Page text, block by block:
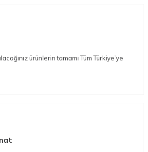
ürünlerin tamamı Tüm Türkiye’ye